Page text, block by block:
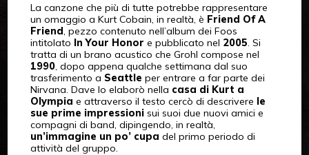
La canzone che più di tutte potrebbe rappresentare
un omaggio a Kurt Cobain, in realtà, è Friend Of A
Friend, pezzo contenuto nell’album dei Foos
intitolato In Your Honor e pubblicato nel 2005. Si
tratta di un brano acustico che Grohl compose nel
1990, dopo appena qualche settimana dal suo
trasferimento a Seattle per entrare a far parte dei
Nirvana. Dave lo elaborò nella casa di Kurt a
Olympia e attraverso il testo cercò di descrivere le
sue prime impressionisui suoi due nuovi amici e
compagni di band, dipingendo, in realtà,
un’immagine un po’ cupa del primo periodo di
attività del gruppo.